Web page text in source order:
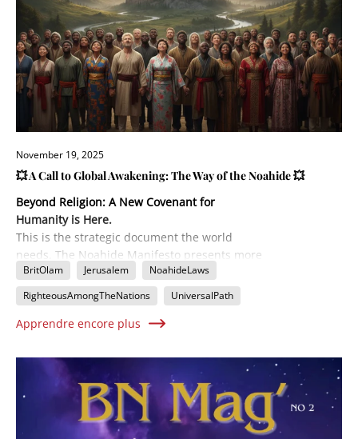
November 19, 2025
💥 A Call to Global Awakening: The Way of the Noahide 💥
Beyond Religion: A New Covenant for
Humanity is Here.
This is the strategic document the world
needs. The Noahide Manifesto presents more
than just a philosophy; it's a detailed
Implementation Planfor uniting all of
humanity under a timeless moral code. Learn
how the ancient Seven Laws of Noah,
responsibility (The Eighth Step), are forming
the backbone of a global spiritual
government. Find out the concrete steps to
establish a local congregation, make your
personal declaration, and become a
BritOlam Jerusalem
NoahideLaws
RighteousAmongTheNations
UniversalPath
Apprendre encore plus